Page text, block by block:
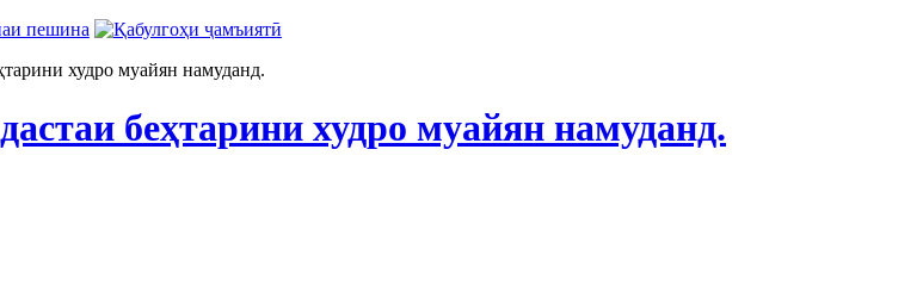
худро муайян намуданд.
беҳтарини худро муайян намуданд.